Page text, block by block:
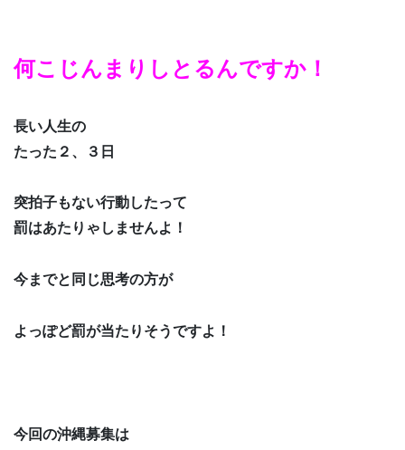
何こじんまりしとるんですか！
長い人生の
たった２、３日
突拍子もない行動したって
罰はあたりゃしませんよ！
今までと同じ思考の方が
よっぽど罰が当たりそうですよ！
今回の沖縄募集は